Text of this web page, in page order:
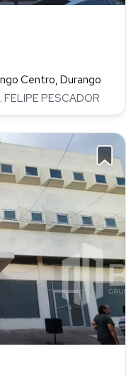
Centro, Durango
FELIPE PESCADOR